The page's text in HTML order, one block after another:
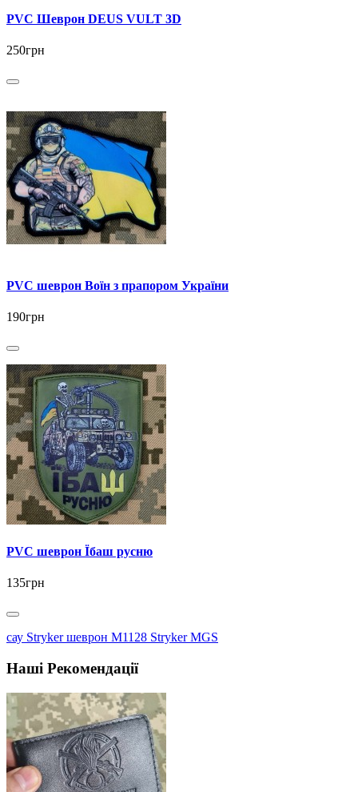
PVC Шеврон DEUS VULT 3D
250грн
PVC шеврон Воїн з прапором України
190грн
PVC шеврон Їбаш русню
135грн
сау Stryker шеврон M1128 Stryker MGS
Наші Рекомендації